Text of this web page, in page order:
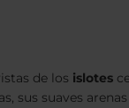
de los islotes
sus suaves